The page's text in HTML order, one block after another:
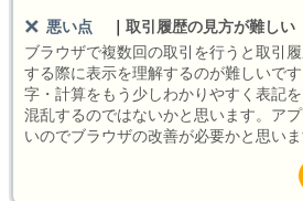
悪い点
取引履歴の見方が難しい
ブラウザで複数回の取引を行うと取引
する際に表示を理解するのが難しいで
字・計算をもう少しわかりやすく表記
混乱するのではないかと思います。ア
いのでブラウザの改善が必要かと思いま